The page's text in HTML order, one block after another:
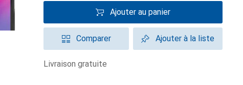
Ajouter au panier
Comparer Ajouter à la liste
livraison gratuite